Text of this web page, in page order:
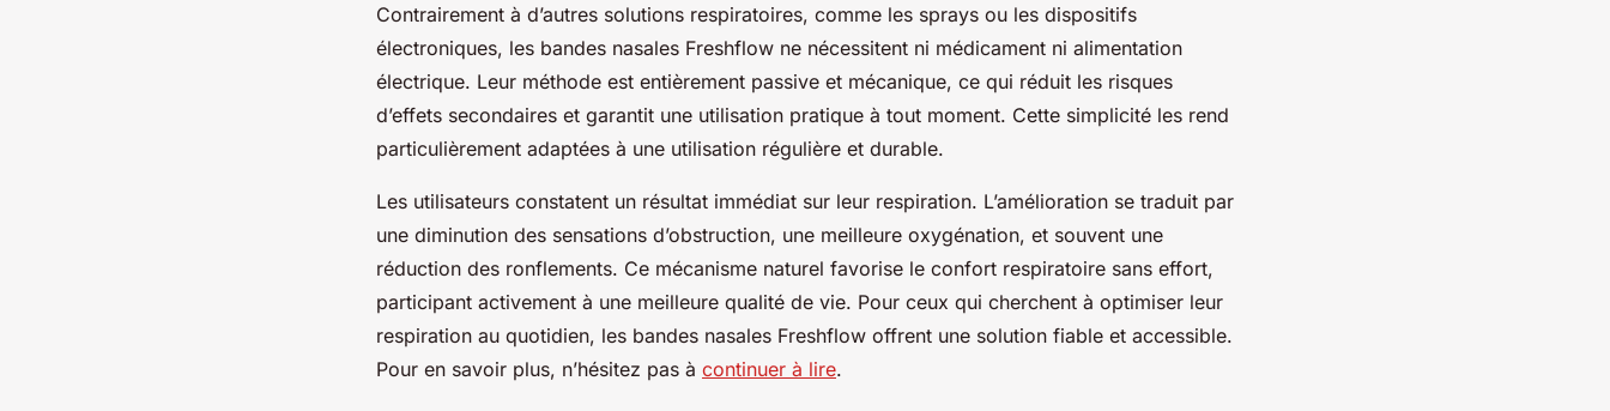
Contrairement à d’autres solutions respiratoires, comme les sprays ou les dispositifs
électroniques, les bandes nasales Freshflow ne nécessitent ni médicament ni alimentation
électrique. Leur méthode est entièrement passive et mécanique, ce qui réduit les risques
d’effets secondaires et garantit une utilisation pratique à tout moment. Cette simplicité les rend
particulièrement adaptées à une utilisation régulière et durable.
Les utilisateurs constatent un résultat immédiat sur leur respiration. L’amélioration se traduit par
une diminution des sensations d’obstruction, une meilleure oxygénation, et souvent une
réduction des ronflements. Ce mécanisme naturel favorise le confort respiratoire sans effort,
participant activement à une meilleure qualité de vie. Pour ceux qui cherchent à optimiser leur
respiration au quotidien, les bandes nasales Freshflow offrent une solution fiable et accessible.
Pour en savoir plus, n’hésitez pas à continuer à lire.